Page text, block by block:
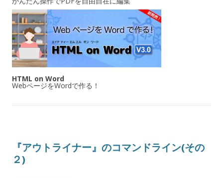
HTML on Word
WebページをWordで作る！
『アウトライナー』のコマンドライン(その
２)